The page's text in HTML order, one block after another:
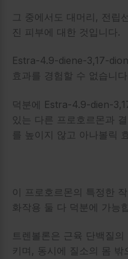
그 중에서도 대머리, 전립
진 피부에 대한 것입니다.
Estra-4.9-diene-3,17-
효과를 경험할 수 없습니
덕분에 Estra-4.9-dien-
있는 다른 프로호르몬과
를 높이지 않고 아나볼릭
이 프로호르몬의 특정한
화작용 둘 다 덕분에 가능
트렌볼론은 근육 단백질
키며, 동시에 질소의 몸 밖